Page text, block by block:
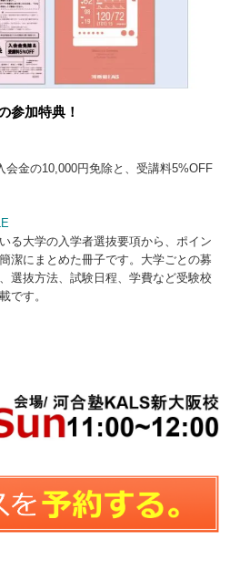
参加特典！
会金の10,000円免除と、受講料5%OFF
る大学の入学者選抜要項から、ポイン
潔にまとめた冊子です。大学ごとの募
選抜方法、試験日程、学費など受験校
です。